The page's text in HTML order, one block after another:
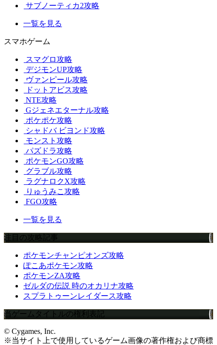
サブノーティカ2攻略
一覧を見る
スマホゲーム
スマグロ攻略
デジモンUP攻略
ヴァンピール攻略
ドットアビス攻略
NTE攻略
Gジェネエターナル攻略
ポケポケ攻略
シャドバ ビヨンド攻略
モンスト攻略
パズドラ攻略
ポケモンGO攻略
グラブル攻略
ラグナロクX攻略
りゅうみこ攻略
FGO攻略
一覧を見る
注目の攻略記事
ポケモンチャンピオンズ攻略
ぽこあポケモン攻略
ポケモンZA攻略
ゼルダの伝説 時のオカリナ攻略
スプラトゥーンレイダース攻略
当ゲームタイトルの権利表記
© Cygames, Inc.
※当サイト上で使用しているゲーム画像の著作権および商標